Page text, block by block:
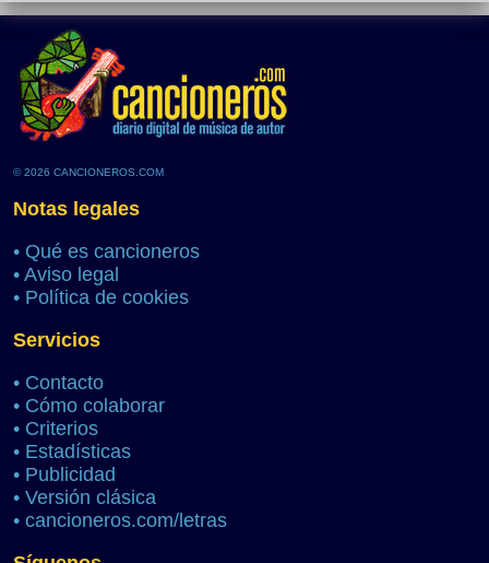
© 2026 CANCIONEROS.COM
Notas legales
• Qué es cancioneros
• Aviso legal
• Política de cookies
Servicios
• Contacto
• Cómo colaborar
• Criterios
• Estadísticas
• Publicidad
• Versión clásica
• cancioneros.com/letras